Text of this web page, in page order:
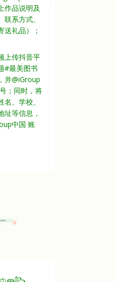
作品说明及
系方式、
送礼品）；
上传抖音平
#最美图书
并@iGroup
；同时，将
、学校、
址等信息，
中国 账